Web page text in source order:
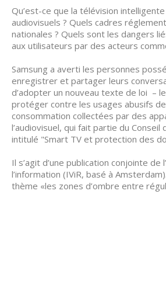
Qu’est-ce que la télévision
audiovisuels ? Quels cadres
nationales ? Quels sont les dangers
aux utilisateurs par des acteurs
Samsung a averti les personnes
enregistrer et partager leurs
d’adopter un nouveau texte de loi –
protéger contre les usages abusifs
consommation collectées par des
l’audiovisuel, qui fait partie du
intitulé "Smart TV et protection des
Il s’agit d’une publication conjointe
l’information (IViR, basé à
thème «les zones d’ombre entre